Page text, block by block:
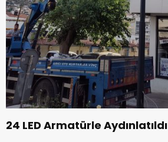
24 LED Armatürle Aydınlatıldı